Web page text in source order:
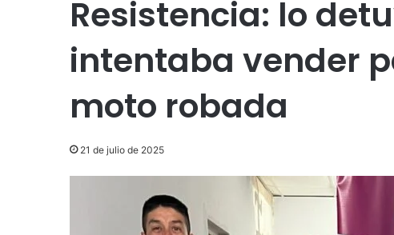
Resistencia: lo
intentaba vender
moto robada
21 de julio de 2025